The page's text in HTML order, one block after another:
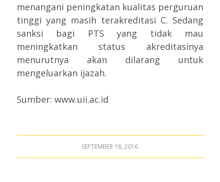
menangani peningkatan kualitas perguruan
tinggi yang masih terakreditasi C. Sedang
sanksi bagi PTS yang tidak mau
meningkatkan status akreditasinya
menurutnya akan dilarang untuk
mengeluarkan ijazah.
Sumber: www.uii.ac.id
SEPTEMBER 18, 2016